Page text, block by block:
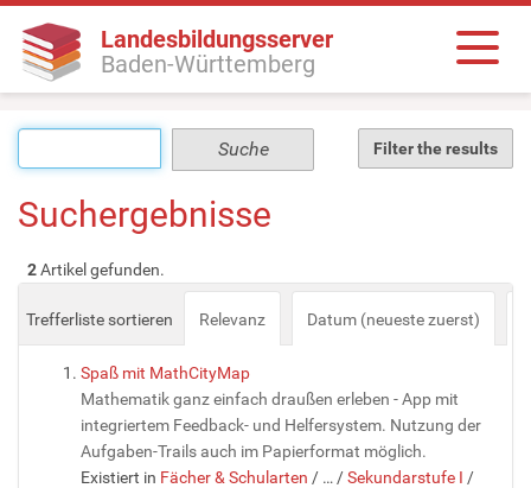
Landesbildungsserver
Baden-Württemberg
Filter the results
Suchergebnisse
2Artikel gefunden.
Trefferliste sortieren Relevanz Datum (neueste zuerst)
Spaß mit MathCityMap
Mathematik ganz einfach draußen erleben - App mit
integriertem Feedback- und Helfersystem. Nutzung der
Aufgaben-Trails auch im Papierformat möglich.
Existiert in Fächer & Schularten / … /Sekundarstufe I /